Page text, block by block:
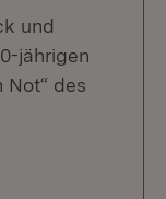
und
jährigen
Not“ des